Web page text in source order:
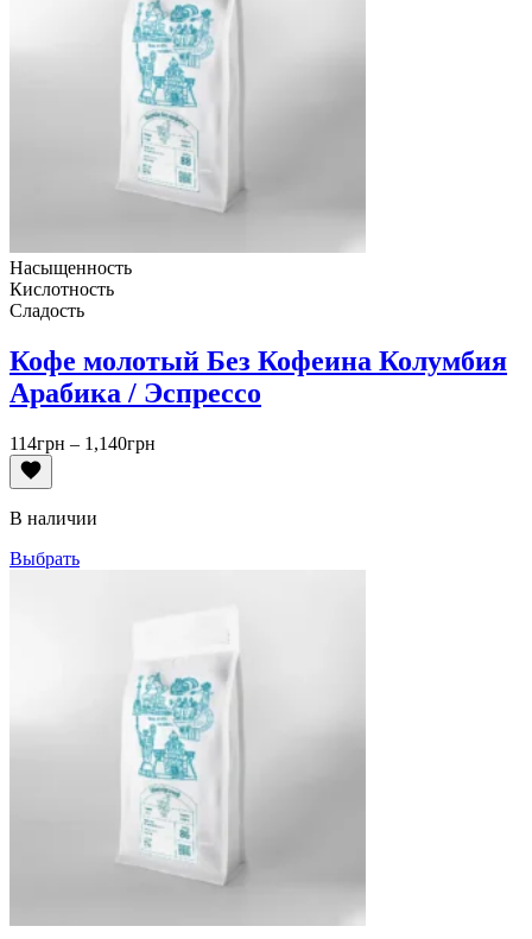
Насыщенность
Кислотность
Сладость
Кофе молотый Без Кофеина Колумбия
Арабика / Эспрессо
114грн – 1,140грн
В наличии
Выбрать